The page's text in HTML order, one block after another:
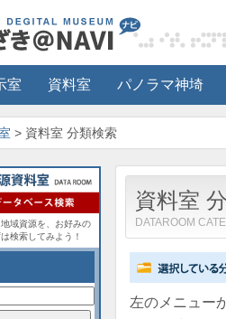
室 資料室 パノラマ神埼
> 資料室 分類検索
資料室
DATAROOM
左のメニュー
域資源を、お好みの
検索してみよう！